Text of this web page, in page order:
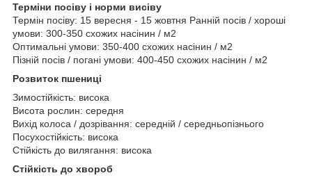
Терміни посіву і норми висіву
Термін посіву: 15 вересня - 15 жовтня Ранній посів / хороші
умови: 300-350 схожих насінин / м2
Оптимальні умови: 350-400 схожих насінин / м2
Пізній посів / погані умови: 400-450 схожих насінин / м2
Розвиток пшениці
Зимостійкість: висока
Висота рослин: середня
Вихід колоса / дозрівання: середній / середньопізнього
Посухостійкість: висока
Стійкість до вилягання: висока
Стійкість до хвороб